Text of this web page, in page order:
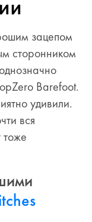
зацепом
сторонником
Barefoot.
удивили.
вся
тоже